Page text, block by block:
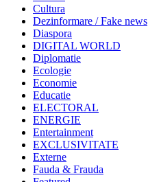
Cultura
Dezinformare / Fake news
Diaspora
DIGITAL WORLD
Diplomatie
Ecologie
Economie
Educatie
ELECTORAL
ENERGIE
Entertainment
EXCLUSIVITATE
Externe
Fauda & Frauda